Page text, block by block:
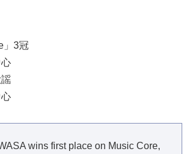
」3冠
wins first place on Music Core,